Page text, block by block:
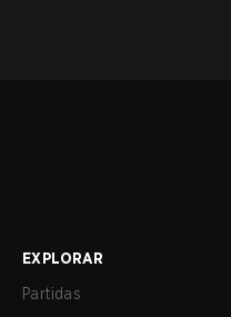
EXPLORAR
Partidas